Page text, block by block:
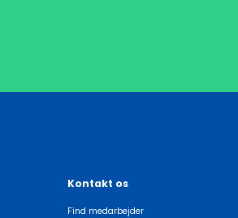
Kontakt os
Find medarbejder